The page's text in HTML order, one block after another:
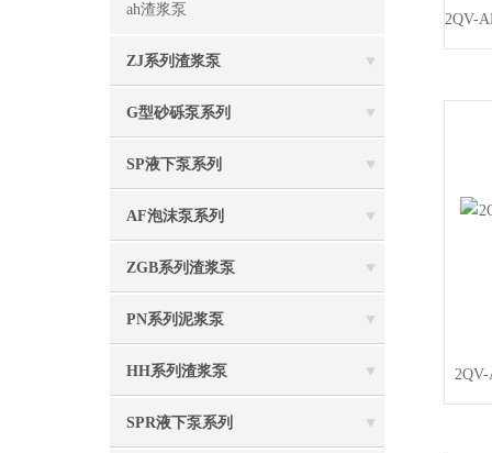
ah渣浆泵
ZJ系列渣浆泵
G型砂砾泵系列
SP液下泵系列
AF泡沫泵系列
ZGB系列渣浆泵
PN系列泥浆泵
HH系列渣浆泵
SPR液下泵系列